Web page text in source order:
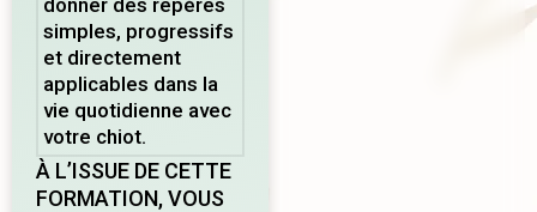
donner des repères
simples, progressifs
et directement
applicables dans la
vie quotidienne avec
votre chiot.
À L’ISSUE DE CETTE
FORMATION, VOUS